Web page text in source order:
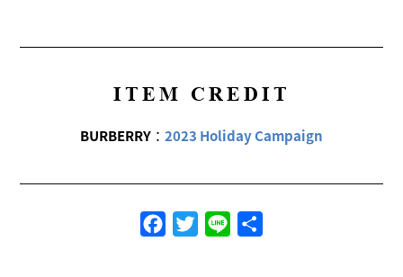
ITEM CREDIT
BURBERRY： 2023 Holiday Campaign
FacebookTwitterLine